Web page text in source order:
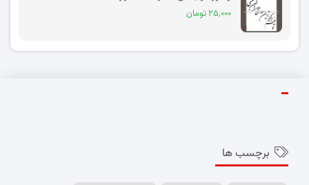
۲۵,۰۰۰ تومان
برچسب ها